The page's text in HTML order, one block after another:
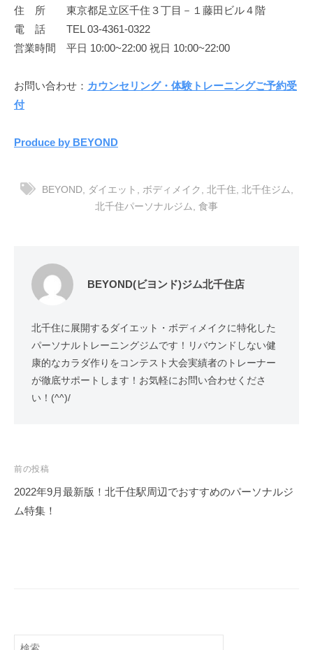
住 所 東京都足立区千住３丁目－１藤田ビル４階
電 話 TEL 03-4361-0322
営業時間 平日 10:00~22:00 祝日 10:00~22:00
お問い合わせ： カウンセリング・体験トレーニングご予約受
付
Produce by BEYOND
BEYOND, ダイエット , ボディメイク , 北千住, 北千住ジム,
北千住パーソナルジム, 食事
BEYOND(ビヨンド)ジム北千住店
北千住に展開するダイエット・ボディメイクに特化した
パーソナルトレーニングジムです！リバウンドしない健
康的なカラダ作りをコンテスト大会実績者のトレーナー
が徹底サポートします！お気軽にお問い合わせくださ
い！(^^)/
投
稿
シ
前の投稿
2022年9月最新版！北千住駅周辺でおすすめのパーソナルジ
ム特集！
検